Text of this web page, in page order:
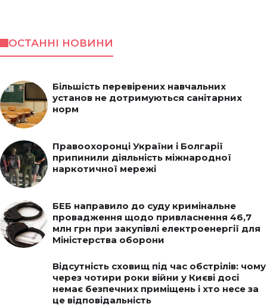
ОСТАННІ НОВИНИ
Більшість перевірених навчальних
установ не дотримуються санітарних
норм
Правоохоронці України і Болгарії
припинили діяльність міжнародної
наркотичної мережі
БЕБ направило до суду кримінальне
провадження щодо привласнення 46,7
млн грн при закупівлі електроенергії для
Міністерства оборони
Відсутність сховищ під час обстрілів: чому
через чотири роки війни у Києві досі
немає безпечних приміщень і хто несе за
це відповідальність